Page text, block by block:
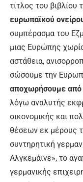
τίτλος του βιβλίου
ευρωπαϊκού
συμπέρασμα του
μιας Ευρώπης
αστάθεια,
σώσουμε την
αποχωρήσουμε από
λόγω αναλυτής
οικονομικής και
θέσεων εκ μέρους
συντηρητική
Αλγκεμάινε», το
γερμανικής